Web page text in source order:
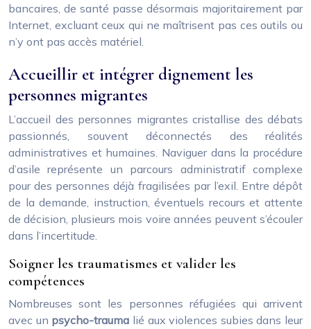
bancaires, de santé passe désormais majoritairement par
Internet, excluant ceux qui ne maîtrisent pas ces outils ou
n’y ont pas accès matériel.
Accueillir et intégrer dignement les
personnes migrantes
L’accueil des personnes migrantes cristallise des débats
passionnés, souvent déconnectés des réalités
administratives et humaines. Naviguer dans la procédure
d’asile représente un parcours administratif complexe
pour des personnes déjà fragilisées par l’exil. Entre dépôt
de la demande, instruction, éventuels recours et attente
de décision, plusieurs mois voire années peuvent s’écouler
dans l’incertitude.
Soigner les traumatismes et valider les
compétences
Nombreuses sont les personnes réfugiées qui arrivent
avec un psycho-trauma lié aux violences subies dans leur